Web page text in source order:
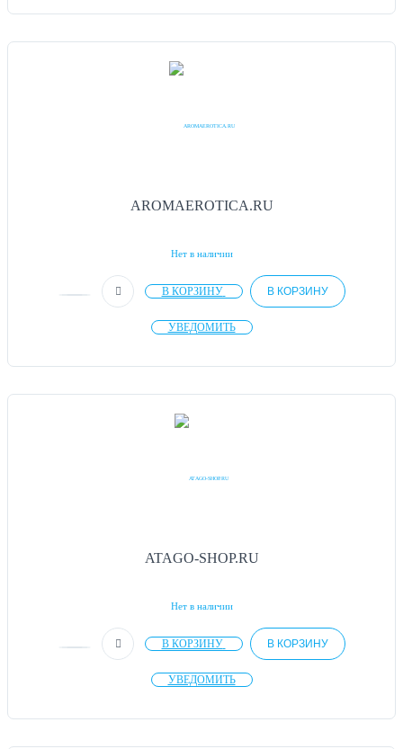
AROMAEROTICA.RU
Нет в наличии
В КОРЗИНУ В КОРЗИНУ
УВЕДОМИТЬ
ATAGO-SHOP.RU
Нет в наличии
В КОРЗИНУ В КОРЗИНУ
УВЕДОМИТЬ